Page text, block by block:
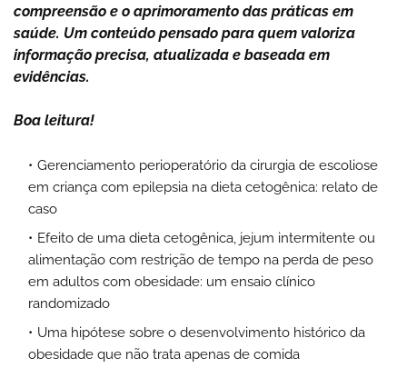
compreensão e o aprimoramento das práticas em
saúde. Um conteúdo pensado para quem valoriza
informação precisa, atualizada e baseada em
evidências.
Boa leitura!
Gerenciamento perioperatório da cirurgia de escoliose
em criança com epilepsia na dieta cetogênica: relato de
caso
Efeito de uma dieta cetogênica, jejum intermitente ou
alimentação com restrição de tempo na perda de peso
em adultos com obesidade: um ensaio clínico
randomizado
Uma hipótese sobre o desenvolvimento histórico da
obesidade que não trata apenas de comida